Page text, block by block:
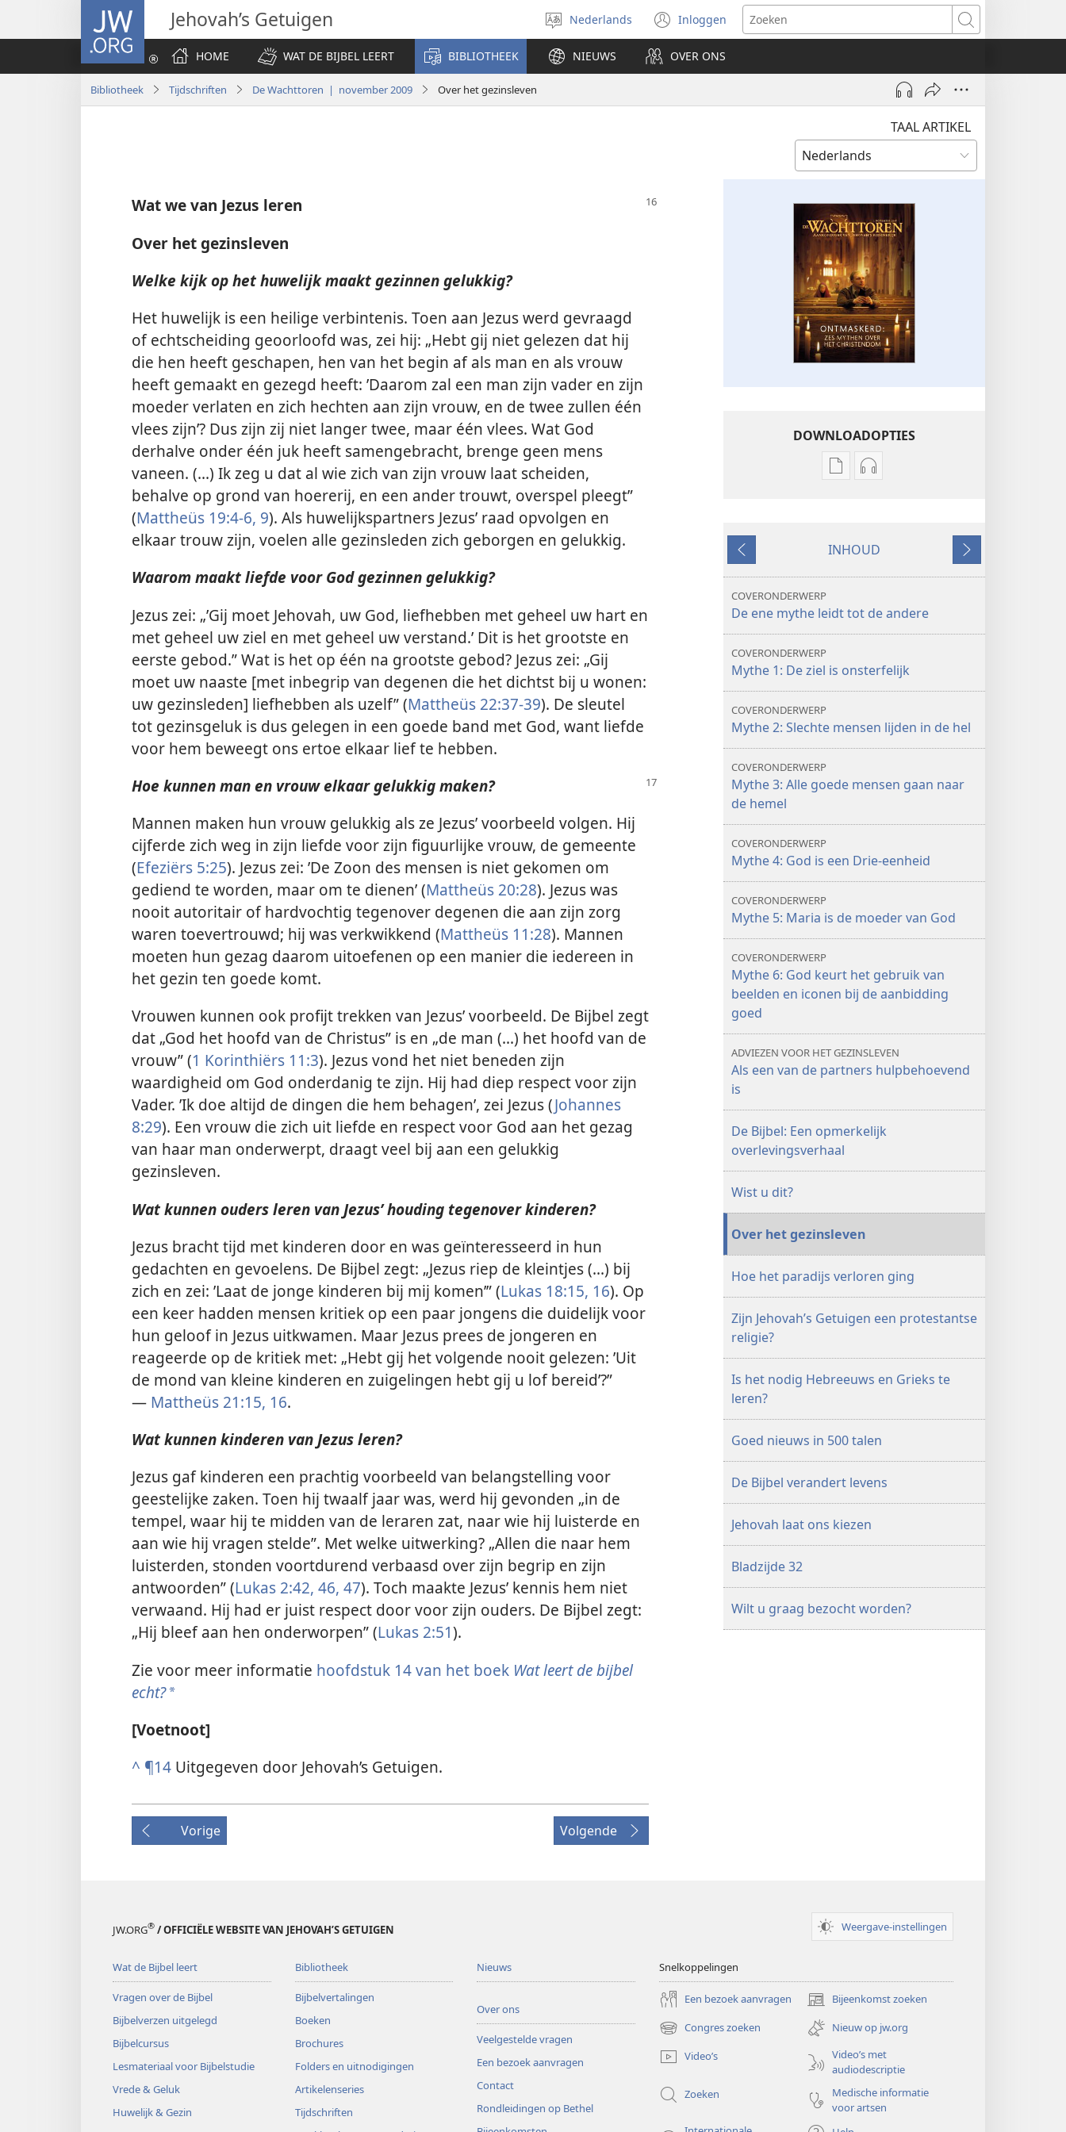
JW.ORG Jehovah’s Getuigen
Taal
selecteren
Nederlands Inloggen
(opent
nieuw
venster)
Zoeken
HOME
WAT DE BIJBEL LEERT BIBLIOTHEEK NIEUWS OVER ONS
Bibliotheek Tijdschriften De Wachttoren | november 2009 Over het gezinsleven
TAAL ARTIKEL
Wat we van Jezus leren
Over het gezinsleven
Welke kijk op het huwelijk maakt gezinnen gelukkig?
Het huwelijk is een heilige verbintenis. Toen aan Jezus werd gevraagd
of echtscheiding geoorloofd was, zei hij: „Hebt gij niet gelezen dat hij
die hen heeft geschapen, hen van het begin af als man en als vrouw
heeft gemaakt en gezegd heeft: ’Daarom zal een man zijn vader en zijn
moeder verlaten en zich hechten aan zijn vrouw, en de twee zullen één
vlees zijn’? Dus zijn zij niet langer twee, maar één vlees. Wat God
derhalve onder één juk heeft samengebracht, brenge geen mens
vaneen. (...) Ik zeg u dat al wie zich van zijn vrouw laat scheiden,
behalve op grond van hoererij, en een ander trouwt, overspel pleegt”
(Mattheüs 19:4-6, 9). Als huwelijkspartners Jezus’ raad opvolgen en
elkaar trouw zijn, voelen alle gezinsleden zich geborgen en gelukkig.
Waarom maakt liefde voor God gezinnen gelukkig?
Jezus zei: „’Gij moet Jehovah, uw God, liefhebben met geheel uw hart en
met geheel uw ziel en met geheel uw verstand.’ Dit is het grootste en
eerste gebod.” Wat is het op één na grootste gebod? Jezus zei: „Gij
moet uw naaste [met inbegrip van degenen die het dichtst bij u wonen:
uw gezinsleden] liefhebben als uzelf” (Mattheüs 22:37-39). De sleutel
tot gezinsgeluk is dus gelegen in een goede band met God, want liefde
voor hem beweegt ons ertoe elkaar lief te hebben.
Hoe kunnen man en vrouw elkaar gelukkig maken?
Mannen maken hun vrouw gelukkig als ze Jezus’ voorbeeld volgen. Hij
cijferde zich weg in zijn liefde voor zijn figuurlijke vrouw, de gemeente
(Efeziërs 5:25). Jezus zei: ’De Zoon des mensen is niet gekomen om
gediend te worden, maar om te dienen’ (Mattheüs 20:28). Jezus was
nooit autoritair of hardvochtig tegenover degenen die aan zijn zorg
waren toevertrouwd; hij was verkwikkend (Mattheüs 11:28). Mannen
moeten hun gezag daarom uitoefenen op een manier die iedereen in
het gezin ten goede komt.
Vrouwen kunnen ook profijt trekken van Jezus’ voorbeeld. De Bijbel zegt
dat „God het hoofd van de Christus” is en „de man (...) het hoofd van de
vrouw” (1 Korinthiërs 11:3). Jezus vond het niet beneden zijn
waardigheid om God onderdanig te zijn. Hij had diep respect voor zijn
Vader. ’Ik doe altijd de dingen die hem behagen’, zei Jezus (Johannes
8:29). Een vrouw die zich uit liefde en respect voor God aan het gezag
van haar man onderwerpt, draagt veel bij aan een gelukkig
gezinsleven.
Wat kunnen ouders leren van Jezus’ houding tegenover kinderen?
Jezus bracht tijd met kinderen door en was geïnteresseerd in hun
gedachten en gevoelens. De Bijbel zegt: „Jezus riep de kleintjes (...) bij
zich en zei: ’Laat de jonge kinderen bij mij komen’” (Lukas 18:15, 16). Op
een keer hadden mensen kritiek op een paar jongens die duidelijk voor
hun geloof in Jezus uitkwamen. Maar Jezus prees de jongeren en
reageerde op de kritiek met: „Hebt gij het volgende nooit gelezen: ’Uit
de mond van kleine kinderen en zuigelingen hebt gij u lof bereid’?”
— Mattheüs 21:15, 16.
Wat kunnen kinderen van Jezus leren?
Jezus gaf kinderen een prachtig voorbeeld van belangstelling voor
geestelijke zaken. Toen hij twaalf jaar was, werd hij gevonden „in de
tempel, waar hij te midden van de leraren zat, naar wie hij luisterde en
aan wie hij vragen stelde”. Met welke uitwerking? „Allen die naar hem
luisterden, stonden voortdurend verbaasd over zijn begrip en zijn
antwoorden” (Lukas 2:42, 46, 47). Toch maakte Jezus’ kennis hem niet
verwaand. Hij had er juist respect door voor zijn ouders. De Bijbel zegt:
„Hij bleef aan hen onderworpen” (Lukas 2:51).
Zie voor meer informatie hoofdstuk 14 van het boek Wat leert de bijbel
echt?*
[Voetnoot]
^ ¶14 Uitgegeven door Jehovah’s Getuigen.
Vorige Volgende
DOWNLOADOPTIES
Downloadopties
november 2009
Downloadopties
WACHTTOREN
november 2009
Vorige
INHOUD
Volgende
COVERONDERWERP
De ene mythe leidt tot de andere
COVERONDERWERP
Mythe 1: De ziel is onsterfelijk
COVERONDERWERP
Mythe 2: Slechte mensen lijden in de hel
COVERONDERWERP
Mythe 3: Alle goede mensen gaan naar
de hemel
COVERONDERWERP
Mythe 4: God is een Drie-eenheid
COVERONDERWERP
Mythe 5: Maria is de moeder van God
COVERONDERWERP
Mythe 6: God keurt het gebruik van
beelden en iconen bij de aanbidding
goed
ADVIEZEN VOOR HET GEZINSLEVEN
Als een van de partners hulpbehoevend
is
De Bijbel: Een opmerkelijk
overlevingsverhaal
Wist u dit?
Over het gezinsleven
Hoe het paradijs verloren ging
Zijn Jehovah’s Getuigen een protestantse
religie?
Is het nodig Hebreeuws en Grieks te
leren?
Goed nieuws in 500 talen
De Bijbel verandert levens
Jehovah laat ons kiezen
Bladzijde 32
Wilt u graag bezocht worden?
JW.ORG® / OFFICIËLE WEBSITE VAN JEHOVAH’S GETUIGEN Weergave-instellingen
Wat de Bijbel leert
Vragen over de Bijbel
Bijbelverzen uitgelegd
Bijbelcursus
Lesmateriaal voor Bijbelstudie
Vrede & Geluk
Huwelijk & Gezin
Bibliotheek
Bijbelvertalingen
Boeken
Brochures
Folders en uitnodigingen
Artikelenseries
Tijdschriften
Nieuws
Over ons
Veelgestelde vragen
Een bezoek aanvragen
Contact
Rondleidingen op Bethel
Snelkoppelingen
Een bezoek aanvragen Bijeenkomst zoeken
(opent
nieuw
venster)
Congres zoeken
(opent
nieuw
venster)
Nieuw op jw.org
Video’s
Video’s met
audiodescriptie
Zoeken
Medische informatie
voor artsen